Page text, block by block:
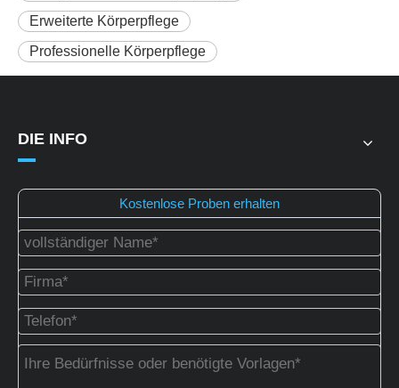
Erweiterte Körperpflege
Professionelle Körperpflege
DIE INFO
Kostenlose Proben erhalten